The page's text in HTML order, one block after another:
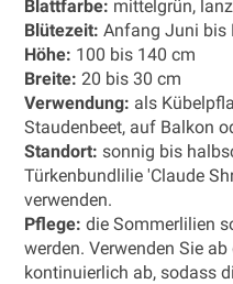
Blattfarbe: mittelgrün,
Blütezeit: Anfang Juni bis
Höhe: 100 bis 140 cm
Breite: 20 bis 30 cm
Verwendung: als
Staudenbeet, auf Balkon
Standort: sonnig bis
Türkenbundlilie 'Claude
verwenden.
Pflege: die Sommerlilien
werden. Verwenden Sie
kontinuierlich ab, sodass